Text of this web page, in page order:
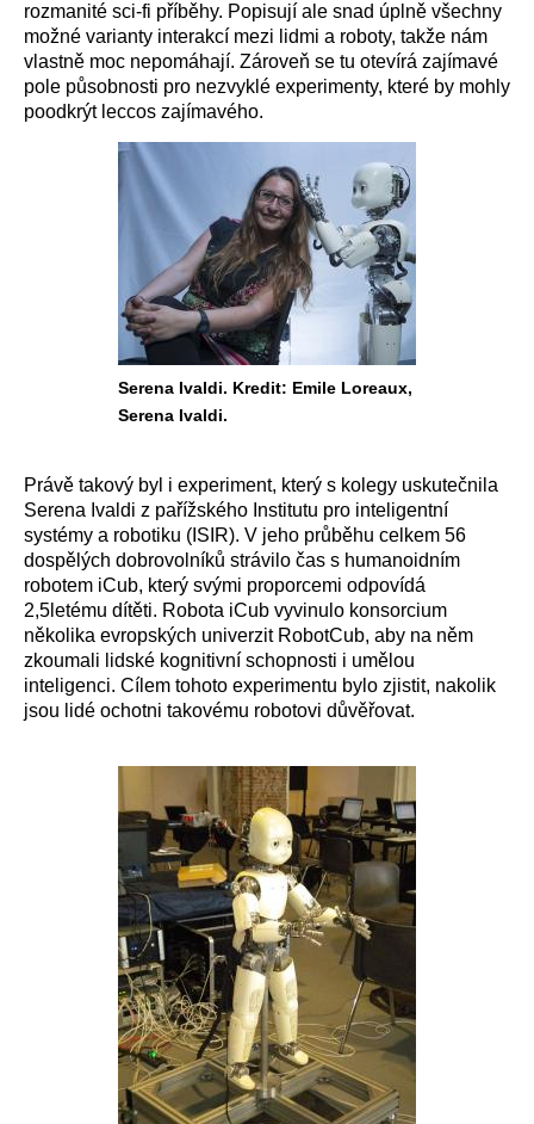
rozmanité sci-fi příběhy. Popisují ale snad úplně všechny
možné varianty interakcí mezi lidmi a roboty, takže nám
vlastně moc nepomáhají. Zároveň se tu otevírá zajímavé
pole působnosti pro nezvyklé experimenty, které by mohly
poodkrýt leccos zajímavého.
Serena Ivaldi. Kredit: Emile Loreaux,
Serena Ivaldi.
Právě takový byl i experiment, který s kolegy uskutečnila
Serena Ivaldi z pařížského Institutu pro inteligentní
systémy a robotiku (ISIR). V jeho průběhu celkem 56
dospělých dobrovolníků strávilo čas s humanoidním
robotem iCub, který svými proporcemi odpovídá
2,5letému dítěti. Robota iCub vyvinulo konsorcium
několika evropských univerzit RobotCub, aby na něm
zkoumali lidské kognitivní schopnosti i umělou
inteligenci. Cílem tohoto experimentu bylo zjistit, nakolik
jsou lidé ochotni takovému robotovi důvěřovat.